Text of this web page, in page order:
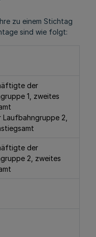
zu einem Stichtag
sind wie folgt:
der
1, zweites
Laufbahngruppe 2,
der
2, zweites